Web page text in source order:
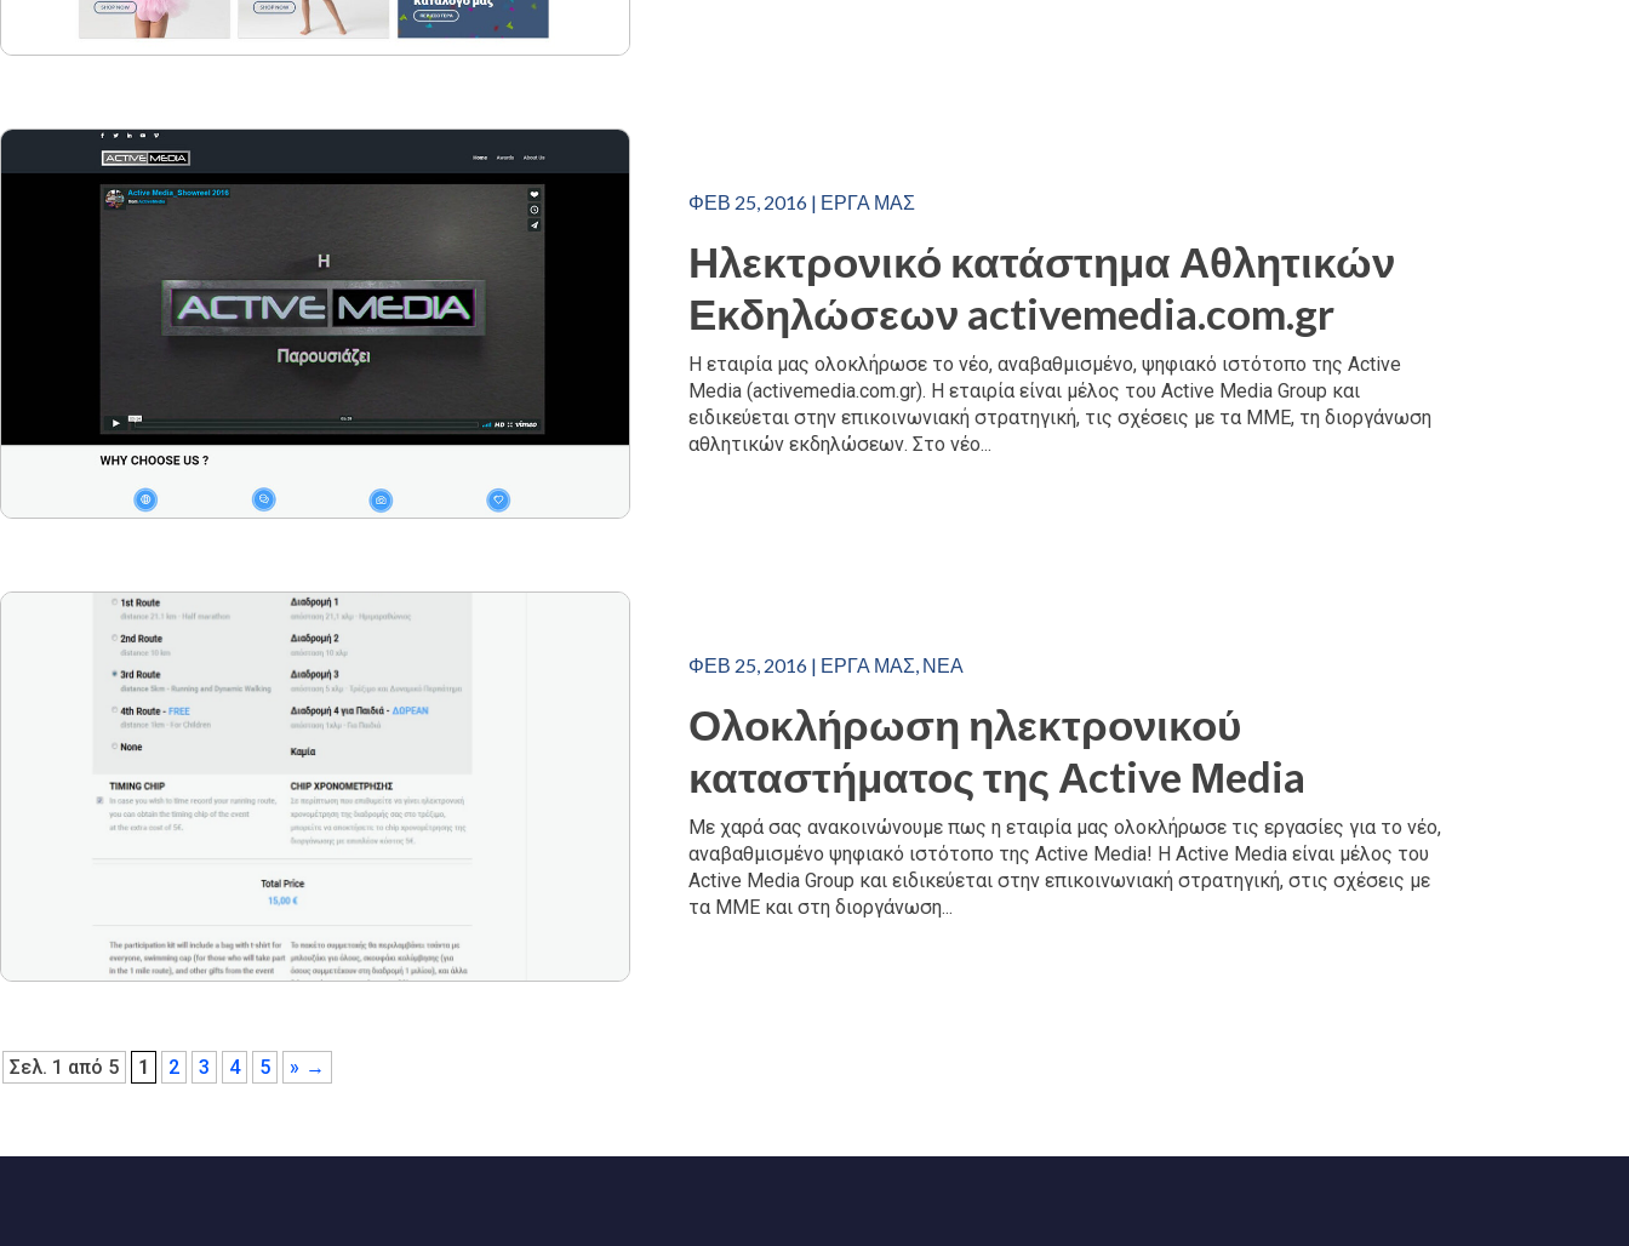
ΦΕΒ 25, 2016| ΈΡΓΑ ΜΑΣ
Ηλεκτρονικό κατάστημα Αθλητικών
Εκδηλώσεων activemedia.com.gr
Η εταιρία μας ολοκλήρωσε το νέο, αναβαθμισμένο, ψηφιακό ιστότοπο της Active
Media (activemedia.com.gr). Η εταιρία είναι μέλος του Active Media Group και
ειδικεύεται στην επικοινωνιακή στρατηγική, τις σχέσεις με τα ΜΜΕ, τη διοργάνωση
αθλητικών εκδηλώσεων. Στο νέο...
ΦΕΒ 25, 2016| ΈΡΓΑ ΜΑΣ, ΝΈΑ
Ολοκλήρωση ηλεκτρονικού
καταστήματος της Αctive Μedia
Με χαρά σας ανακοινώνουμε πως η εταιρία μας ολοκλήρωσε τις εργασίες για το νέο,
αναβαθμισμένο ψηφιακό ιστότοπο της Active Media! Η Active Media είναι μέλος του
Active Media Group και ειδικεύεται στην επικοινωνιακή στρατηγική, στις σχέσεις με
τα ΜΜΕ και στη διοργάνωση...
Σελ. 1 από 5 1 2 3 4 5 »